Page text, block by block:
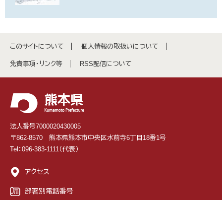
このサイトについて 個人情報の取扱いについて
免責事項・リンク等 RSS配信について
法人番号7000020430005
〒862-8570 熊本県熊本市中央区水前寺6丁目18番1号
Tel：096-383-1111（代表）
アクセス
部署別電話番号